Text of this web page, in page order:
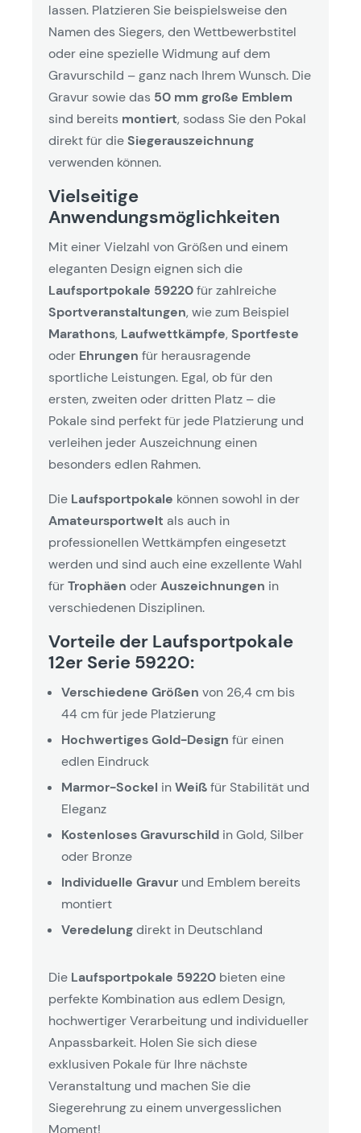
lassen. Platzieren Sie beispielsweise den
Namen des Siegers, den Wettbewerbstitel
oder eine spezielle Widmung auf dem
Gravurschild – ganz nach Ihrem Wunsch. Die
Gravur sowie das 50 mm große Emblem
sind bereits montiert, sodass Sie den Pokal
direkt für die Siegerauszeichnung
verwenden können.
Vielseitige
Anwendungsmöglichkeiten
Mit einer Vielzahl von Größen und einem
eleganten Design eignen sich die
Laufsportpokale 59220für zahlreiche
Sportveranstaltungen, wie zum Beispiel
Marathons, Laufwettkämpfe, Sportfeste
oder Ehrungen für herausragende
sportliche Leistungen. Egal, ob für den
ersten, zweiten oder dritten Platz – die
Pokale sind perfekt für jede Platzierung und
verleihen jeder Auszeichnung einen
besonders edlen Rahmen.
Die Laufsportpokale können sowohl in der
Amateursportwelt als auch in
professionellen Wettkämpfen eingesetzt
werden und sind auch eine exzellente Wahl
fürTrophäen oderAuszeichnungen in
verschiedenen Disziplinen.
Vorteile der Laufsportpokale
12er Serie 59220:
Verschiedene Größen von 26,4 cm bis
44 cm für jede Platzierung
Hochwertiges Gold-Design für einen
edlen Eindruck
Marmor-Sockel inWeißfür Stabilität und
Eleganz
Kostenloses Gravurschild in Gold, Silber
oder Bronze
Individuelle Gravur und Emblem bereits
montiert
Veredelungdirekt in Deutschland
Die Laufsportpokale 59220 bieten eine
perfekte Kombination aus edlem Design,
hochwertiger Verarbeitung und individueller
Anpassbarkeit. Holen Sie sich diese
exklusiven Pokale für Ihre nächste
Veranstaltung und machen Sie die
Siegerehrung zu einem unvergesslichen
Moment!